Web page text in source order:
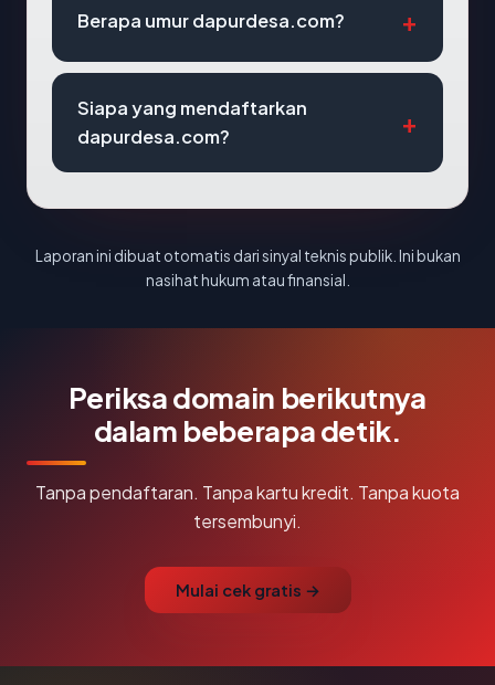
Berapa umur dapurdesa.com?
Siapa yang mendaftarkan
dapurdesa.com?
Laporan ini dibuat otomatis dari sinyal teknis publik. Ini bukan
nasihat hukum atau finansial.
Periksa domain berikutnya
dalam beberapa detik.
Tanpa pendaftaran. Tanpa kartu kredit. Tanpa kuota
tersembunyi.
Mulai cek gratis →